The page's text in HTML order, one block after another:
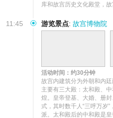
库和故宫历史文化殿堂，
11:45 游览景点: 故宫博物院
活动时间：约30分钟
故宫内建筑分为外朝和内
主要有三大殿：太和殿、
煌。皇帝登基、大婚、册
式，其时数千人“三呼万岁
派。太和殿后的中和殿是